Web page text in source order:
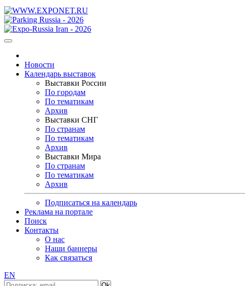
Новости
Календарь выставок
Выставки России
По городам
По тематикам
Архив
Выставки СНГ
По странам
По тематикам
Архив
Выставки Мира
По странам
По тематикам
Архив
Подписаться на календарь
Реклама на портале
Поиск
Контакты
О нас
Наши баннеры
Как связаться
EN